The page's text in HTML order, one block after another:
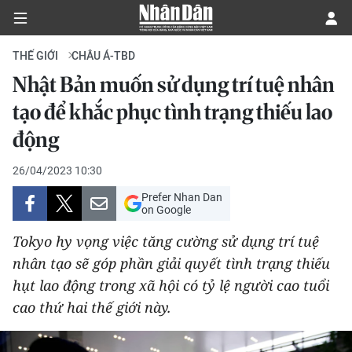
CHÍNH TRỊ
KINH TẾ
VĂN HÓA
XÃ HỘI
PHÁP LUẬT
DU LỊCH
THẾ GIỚI
THẾ GIỚI CHÂU Á-TBD
Nhật Bản muốn sử dụng trí tuệ nhân
tạo để khắc phục tình trạng thiếu lao
động
26/04/2023 10:30
Prefer Nhan Dan
on Google
Tokyo hy vọng việc tăng cường sử dụng trí tuệ
nhân tạo sẽ góp phần giải quyết tình trạng thiếu
hụt lao động trong xã hội có tỷ lệ người cao tuổi
cao thứ hai thế giới này.